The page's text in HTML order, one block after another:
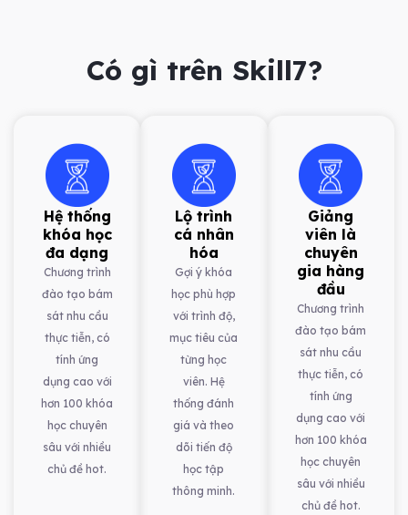
Có gì trên Skill7?
Hệ thống
khóa học
đa dạng
Chương trình
đào tạo bám
sát nhu cầu
thực tiễn, có
tính ứng
dụng cao với
hơn 100 khóa
học chuyên
sâu với nhiều
chủ đề hot.
Lộ trình
cá nhân
hóa
Gợi ý khóa
học phù hợp
với trình độ,
mục tiêu của
từng học
viên. Hệ
thống đánh
giá và theo
dõi tiến độ
học tập
thông minh.
Giảng
viên là
chuyên
gia hàng
đầu
Chương trình
đào tạo bám
sát nhu cầu
thực tiễn, có
tính ứng
dụng cao với
hơn 100 khóa
học chuyên
sâu với nhiều
chủ đề hot.